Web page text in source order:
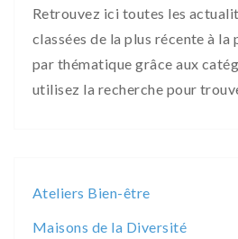
Retrouvez ici toutes les
classées de la plus récente à la
par thématique grâce aux
utilisez la recherche pour
Ateliers Bien-être
Maisons de la Diversité